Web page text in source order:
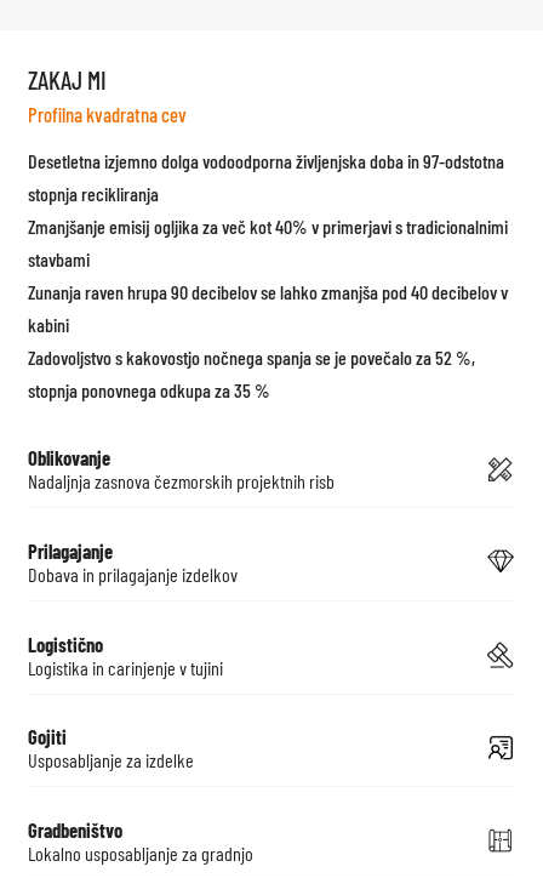
ZAKAJ MI
Profilna kvadratna cev
Desetletna izjemno dolga vodoodporna življenjska doba in 97-odstotna
stopnja recikliranja
Zmanjšanje emisij ogljika za več kot 40% v primerjavi s tradicionalnimi
stavbami
Zunanja raven hrupa 90 decibelov se lahko zmanjša pod 40 decibelov v
kabini
Zadovoljstvo s kakovostjo nočnega spanja se je povečalo za 52 %,
stopnja ponovnega odkupa za 35 %
Oblikovanje
Nadaljnja zasnova čezmorskih projektnih risb
Prilagajanje
Dobava in prilagajanje izdelkov
Logistično
Logistika in carinjenje v tujini
Gojiti
Usposabljanje za izdelke
Gradbeništvo
Lokalno usposabljanje za gradnjo